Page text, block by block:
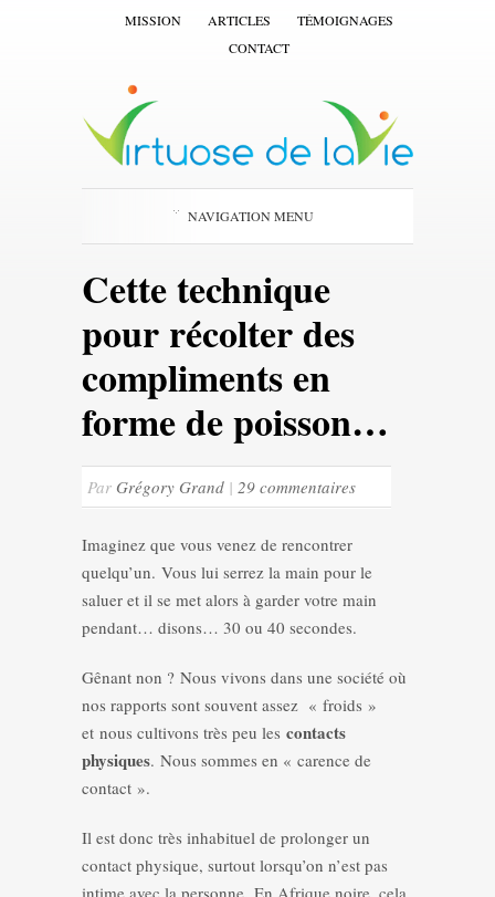
MISSION ARTICLES
TÉMOIGNAGES
CONTACT
NAVIGATION MENU
Cette technique
pour récolter des
compliments en
forme de poisson…
Par Grégory Grand | 29 commentaires
Imaginez que vous venez de rencontrer
quelqu’un. Vous lui serrez la main pour le
saluer et il se met alors à garder votre main
pendant… disons… 30 ou 40 secondes.
Gênant non ? Nous vivons dans une société où
nos rapports sont souvent assez « froids »
et nous cultivons très peu les contacts
physiques. Nous sommes en « carence de
contact ».
Il est donc très inhabituel de prolonger un
contact physique, surtout lorsqu’on n’est pas